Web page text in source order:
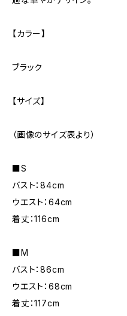
【カラー】
ブラック
【サイズ】
（画像のサイズ表より）
■S
バスト：84cm
ウエスト：64cm
着丈：116cm
■M
バスト：86cm
ウエスト：68cm
着丈：117cm